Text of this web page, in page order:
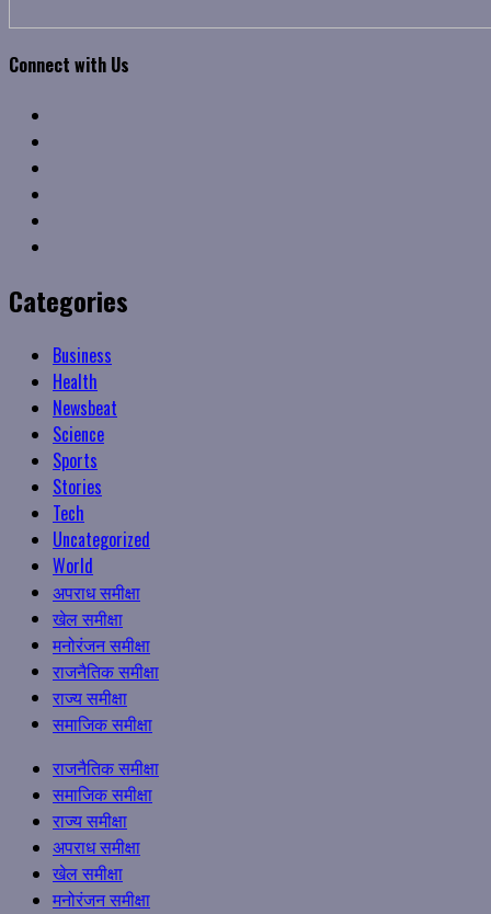
Connect with Us
Categories
Business
Health
Newsbeat
Science
Sports
Stories
Tech
Uncategorized
World
अपराध समीक्षा
खेल समीक्षा
मनोरंजन समीक्षा
राजनैतिक समीक्षा
राज्य समीक्षा
समाजिक समीक्षा
Primary
Menu
राजनैतिक समीक्षा
समाजिक समीक्षा
राज्य समीक्षा
अपराध समीक्षा
खेल समीक्षा
मनोरंजन समीक्षा